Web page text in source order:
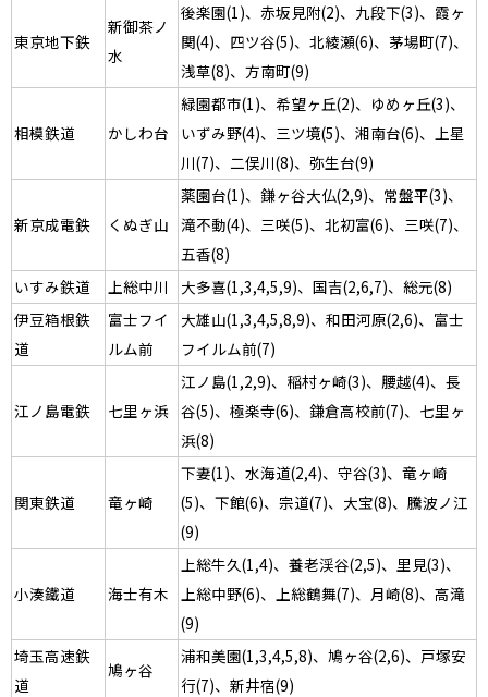
東京地下鉄
新御茶ノ
水
後楽園(1)、赤坂見附(2)、九段下(3)、霞ヶ
関(4)、四ツ谷(5)、北綾瀬(6)、茅場町(7)、
浅草(8)、方南町(9)
相模鉄道 かしわ台
緑園都市(1)、希望ヶ丘(2)、ゆめヶ丘(3)、
いずみ野(4)、三ツ境(5)、湘南台(6)、上星
川(7)、二俣川(8)、弥生台(9)
新京成電鉄 くぬぎ山
薬園台(1)、鎌ヶ谷大仏(2,9)、常盤平(3)、
滝不動(4)、三咲(5)、北初富(6)、三咲(7)、
五香(8)
いすみ鉄道
上総中川
大多喜(1,3,4,5,9)、国吉(2,6,7)、総元(8)
伊豆箱根鉄
道
富士フイ
ルム前
大雄山(1,3,4,5,8,9)、和田河原(2,6)、富士
フイルム前(7)
江ノ島電鉄 七里ヶ浜
江ノ島(1,2,9)、稲村ヶ崎(3)、腰越(4)、長
谷(5)、極楽寺(6)、鎌倉高校前(7)、七里ヶ
浜(8)
関東鉄道 竜ヶ崎
下妻(1)、水海道(2,4)、守谷(3)、竜ヶ崎
(5)、下館(6)、宗道(7)、大宝(8)、騰波ノ江
(9)
小湊鐵道 海士有木
上総牛久(1,4)、養老渓谷(2,5)、里見(3)、
上総中野(6)、上総鶴舞(7)、月崎(8)、高滝
(9)
埼玉高速鉄
道
鳩ヶ谷
浦和美園(1,3,4,5,8)、鳩ヶ谷(2,6)、戸塚安
行(7)、新井宿(9)